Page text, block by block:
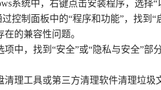
系统中，右键点击安装程序，选择
控制面板中的“程序和功能”，找到
的兼容性问题。
中，找到“安全”或“隐私与安全”
理工具或第三方清理软件清理垃圾